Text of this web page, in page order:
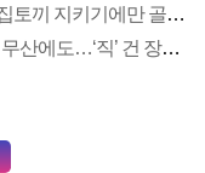
[정가 백브리핑] 민주 내년도 예산정책, 집토끼 지키기에만 골몰?
[정가 백브리핑] 우주항공청법 8월 처리 무산에도…‘직’ 건 장제원 명분·실리 다 챙겼다